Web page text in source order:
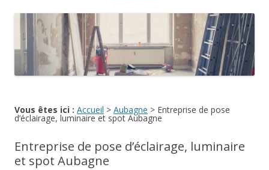
Vous êtes ici : Accueil > Aubagne > Entreprise de pose
d’éclairage, luminaire et spot Aubagne
Entreprise de pose d’éclairage, luminaire
et spot Aubagne